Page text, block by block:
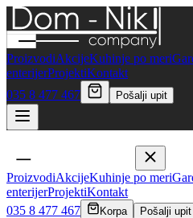
ProizvodiAkcijeKuhinje po meri
enterijerProjektiKontakt
035 8 477 467
Pošalji upit
ProizvodiAkcijeKuhinje po meri
enterijerProjektiKontakt
035 8 477 467
Korpa Pošalji upit